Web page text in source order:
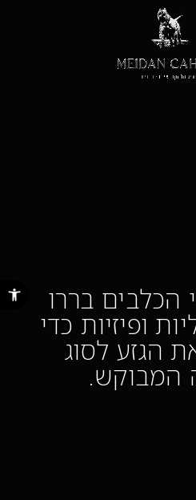
פתח סרגל הכלבים בררו
ופיזיות כדי
הגזע לסוג
המבוקש.